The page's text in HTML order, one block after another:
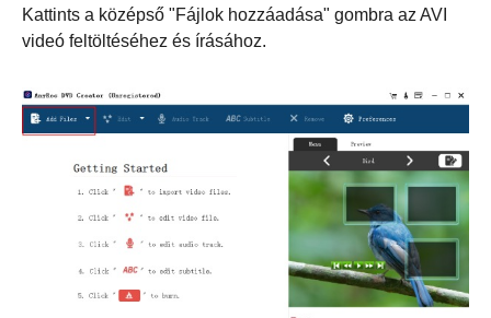
Kattints a középső "Fájlok hozzáadása" gombra az AVI
videó feltöltéséhez és írásához.